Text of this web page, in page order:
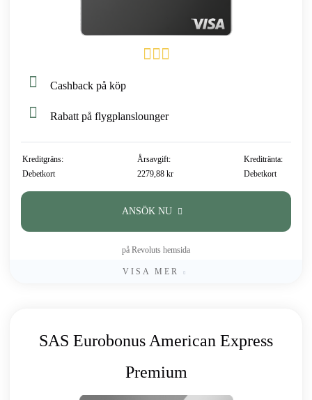
Cashback på köp
Rabatt på flygplanslounger
Kreditgräns:
Debetkort
Årsavgift:
2279,88 kr
Kreditränta:
Debetkort
ANSÖK NU
på Revoluts hemsida
VISA MER
SAS Eurobonus American Express
Premium